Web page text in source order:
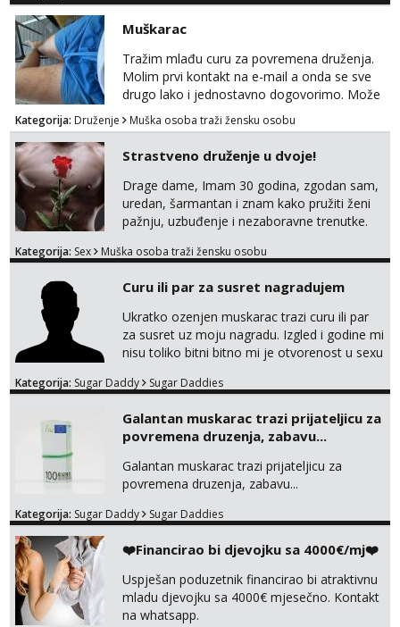
udaljenost konkretno zainteresiranu za SEKS
bez TABUA i KONDOMA upotpunjen SEKS
IGRAČKAMA od vibratora i umjetnih dilda do
analnih čepova raznih vel...
Muškarac
Tražim mlađu curu za povremena druženja.
Molim prvi kontakt na e-mail a onda se sve
drugo lako i jednostavno dogovorimo. Može
sve u krugu od 100 km oko Zagreba
Kategorija: Druženje Muška osoba traži žensku osobu
Strastveno druženje u dvoje!
Drage dame, Imam 30 godina, zgodan sam,
uredan, šarmantan i znam kako pružiti ženi
pažnju, uzbuđenje i nezaboravne trenutke.
snažnoj privlačnosti, strasti i noći ispunjenoj
Ako ti nedostaje dodir, poljupci, kemija i
muškarac koji će se potpuno posvetiti tvom
zadovoljstvu, možda smo upravo ono što
oboje t...
Kategorija: Sex Muška osoba traži žensku osobu
Curu ili par za susret nagradujem
Ukratko ozenjen muskarac trazi curu ili par
za susret uz moju nagradu. Izgled i godine mi
nisu toliko bitni bitno mi je otvorenost u sexu
jave na mail . Molim ako je moguce prvi mail
necete pozalit
Kategorija: Sugar Daddy Sugar Daddies
Galantan muskarac trazi prijateljicu za
povremena druzenja, zabavu...
Galantan muskarac trazi prijateljicu za
povremena druzenja, zabavu...
Kategorija: Sugar Daddy Sugar Daddies
❤️Financirao bi djevojku sa 4000€/mj❤️
Uspješan poduzetnik financirao bi atraktivnu
mladu djevojku sa 4000€ mjesečno. Kontakt
na whatsapp.